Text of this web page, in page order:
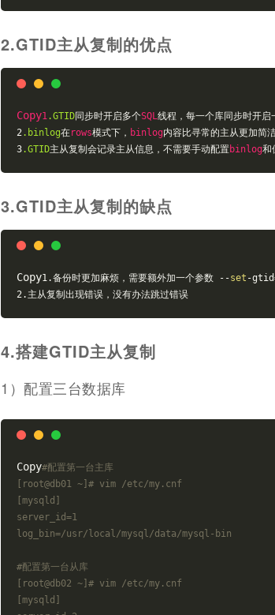
2.GTID主从复制的优点
Copy1.GTID同步时开启多个SQL线程，每一个库同步时开
2.binlog在rows模式下， binlog内容比寻常的主从更加简
3.GTID主从复制会记录主从信息，不需要手动配置binlog和
3.GTID主从复制的缺点
Copy1.备份时更加麻烦，需要额外加一个参数 --set -
2.主从复制出现错误，没有办法跳过错误
4.搭建GTID主从复制
1）配置三台数据库
Copy#配置第一台主库
[root@db01 ~]# vim /etc/my.cnf
[mysqld]
server_id=1
log_bin=/usr/local/mysql/data/mysql-bin
#配置第一台从库
[root@db02 ~]# vim /etc/my.cnf
[mysqld]